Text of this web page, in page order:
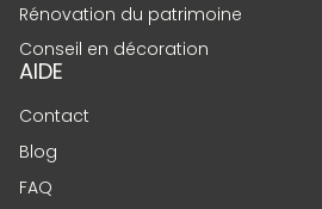
Rénovation du patrimoine
Conseil en décoration
AIDE
Contact
Blog
FAQ